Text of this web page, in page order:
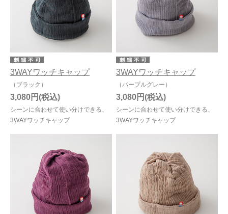
3WAYワッチキャップ
（ブラック）
シーンに合わせて使い分けできる、
3WAYワッチキャップ
3,080円
3WAYワッチキャップ
（パープルグレー）
シーンに合わせて使い分けできる、
3WAYワッチキャップ
3,080円